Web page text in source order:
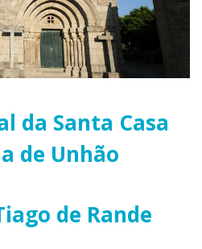
da Santa Casa
de Unhão
de Rande